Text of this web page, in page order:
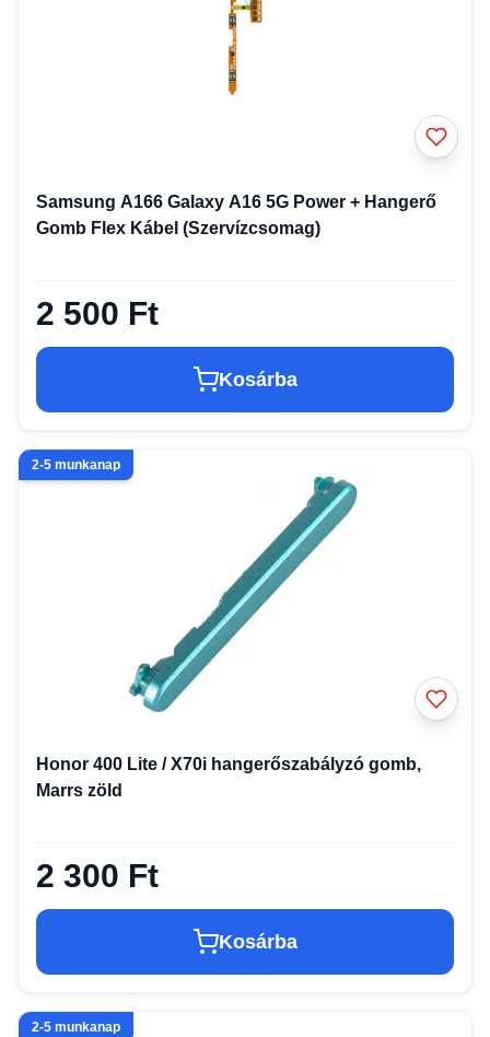
Samsung A166 Galaxy A16 5G Power + Hangerő
Gomb Flex Kábel (Szervízcsomag)
2 500 Ft
Kosárba
2-5 munkanap
Honor 400 Lite / X70i hangerőszabályzó gomb,
Marrs zöld
2 300 Ft
Kosárba
2-5 munkanap